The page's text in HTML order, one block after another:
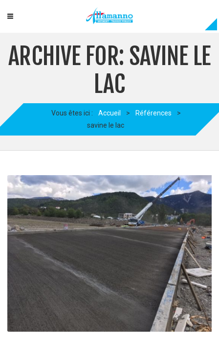
ARCHIVE FOR: SAVINE LE
LAC
Vous êtes ici : Accueil > Références
>
savine le lac